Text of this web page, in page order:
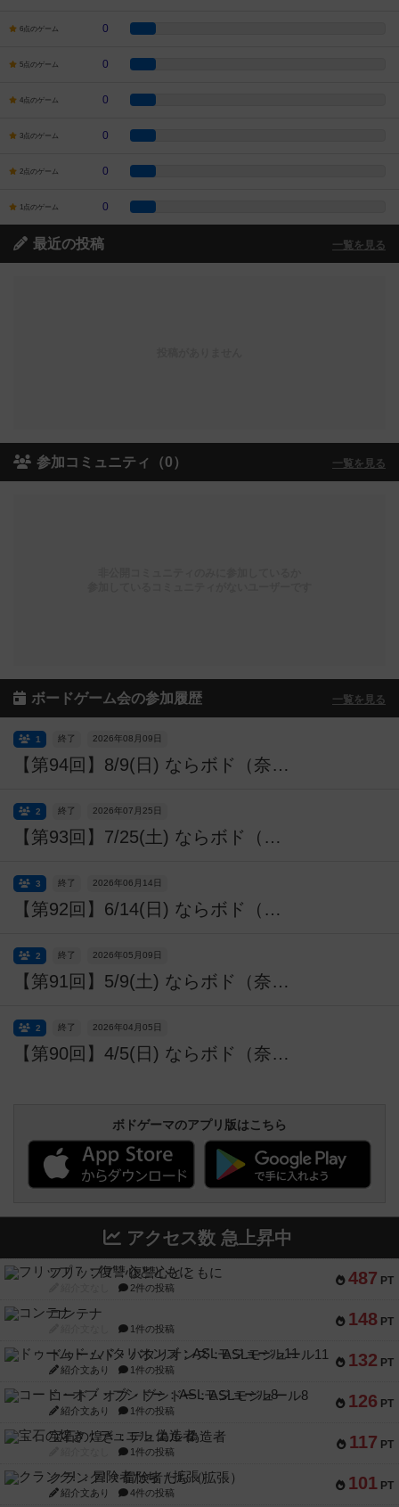
6点のゲーム 0
5点のゲーム 0
4点のゲーム 0
3点のゲーム 0
2点のゲーム 0
1点のゲーム 0
最近の投稿 一覧を見る
参加コミュニティ（0） 一覧を見る
ボードゲーム会の参加履歴 一覧を見る
【第94回】8/9(日) ならボド（奈良ボードゲーム会）
終了 2026年08月09日
1
【第93回】7/25(土) ならボド（奈良ボードゲーム会）
終了 2026年07月25日
2
【第92回】6/14(日) ならボド（奈良ボードゲーム会）
終了 2026年06月14日
3
【第91回】5/9(土) ならボド（奈良ボードゲーム会）
終了 2026年05月09日
2
【第90回】4/5(日) ならボド（奈良ボードゲーム会）
終了 2026年04月05日
2
ボドゲーマのアプリ版はこちら
アクセス数 急上昇中
487 PT
フリップ７：復讐心とともに
2件の投稿
148 PT
コンテナ
1件の投稿
132 PT
ドゥームド・バタリオンズ：ASLモジュール11
紹介文あり 1件の投稿
126 PT
コード・オブ・ブシドー：ASLモジュール8
紹介文あり 1件の投稿
117 PT
宝石の煌き：デュエル 偽造者
1件の投稿
101 PT
クランク! ：冒険者たち（拡張）
紹介文あり 4件の投稿